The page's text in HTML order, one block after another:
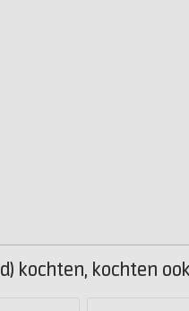
kochten, kochten